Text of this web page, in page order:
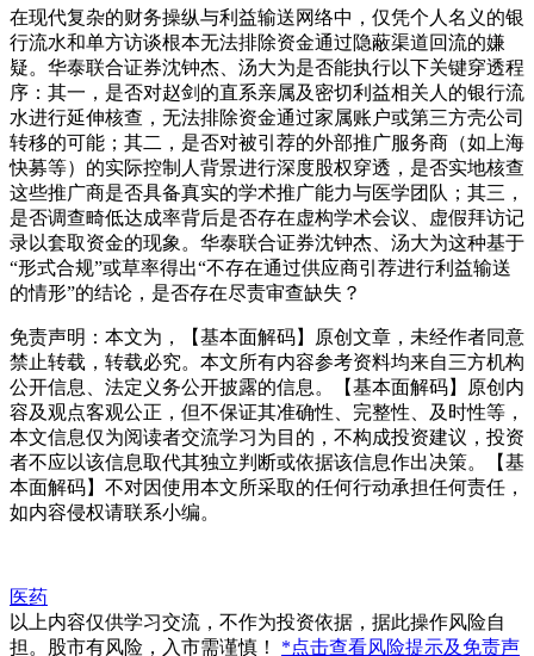
在现代复杂的财务操纵与利益输送网络中，仅凭个人名义的银
行流水和单方访谈根本无法排除资金通过隐蔽渠道回流的嫌
疑。华泰联合证券沈钟杰、汤大为是否能执行以下关键穿透程
序：其一，是否对赵剑的直系亲属及密切利益相关人的银行流
水进行延伸核查，无法排除资金通过家属账户或第三方壳公司
转移的可能；其二，是否对被引荐的外部推广服务商（如上海
快募等）的实际控制人背景进行深度股权穿透，是否实地核查
这些推广商是否具备真实的学术推广能力与医学团队；其三，
是否调查畸低达成率背后是否存在虚构学术会议、虚假拜访记
录以套取资金的现象。华泰联合证券沈钟杰、汤大为这种基于
“形式合规”或草率得出“不存在通过供应商引荐进行利益输送
的情形”的结论，是否存在尽责审查缺失？
免责声明：本文为，【基本面解码】原创文章，未经作者同意
禁止转载，转载必究。本文所有内容参考资料均来自三方机构
公开信息、法定义务公开披露的信息。【基本面解码】原创内
容及观点客观公正，但不保证其准确性、完整性、及时性等，
本文信息仅为阅读者交流学习为目的，不构成投资建议，投资
者不应以该信息取代其独立判断或依据该信息作出决策。【基
本面解码】不对因使用本文所采取的任何行动承担任何责任，
如内容侵权请联系小编。
医药
以上内容仅供学习交流，不作为投资依据，据此操作风险自
担。股市有风险，入市需谨慎！ *点击查看风险提示及免责声